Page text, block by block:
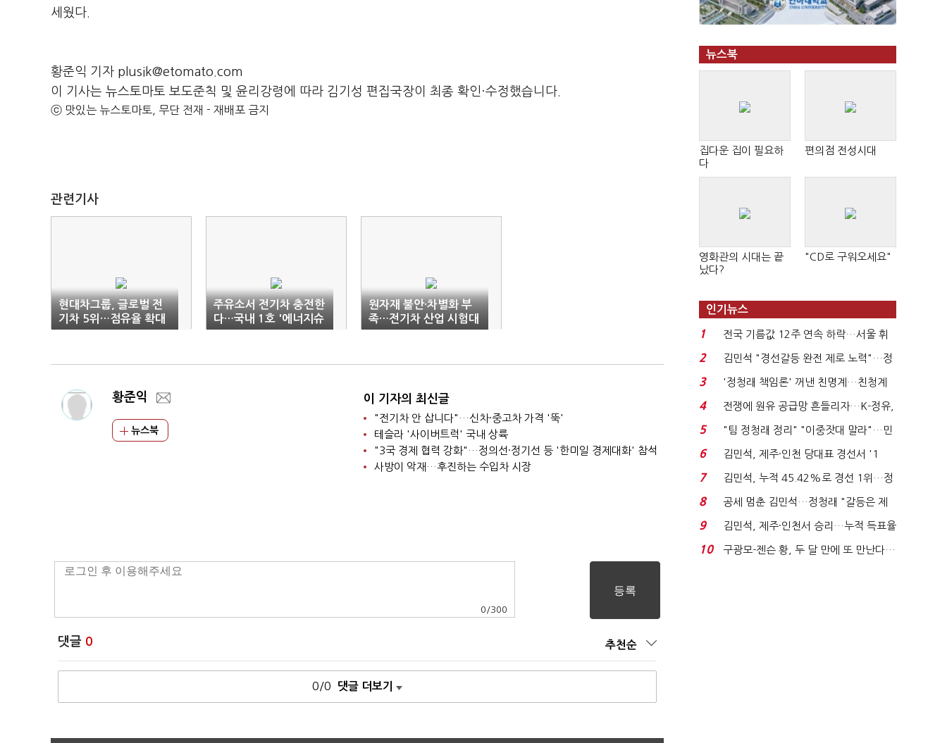
세웠다.
황준익 기자 plusik@etomato.com
이 기사는 뉴스토마토 보도준칙 및 윤리강령에 따라 김기성 편집국장이 최종 확인·수정했습니다.
ⓒ 맛있는 뉴스토마토, 무단 전재 - 재배포 금지
관련기사
현대차그룹, 글로벌 전
기차 5위…점유율 확대
'보조금'에 달렸다
주유소서 전기차 충전한
다…국내 1호 '에너지슈
퍼스테이션' 가동
원자재 불안·차별화 부
족…전기차 산업 시험대
황준익
뉴스북
이 기자의 최신글
"전기차 안 삽니다"…신차·중고차 가격 '뚝'
테슬라 '사이버트럭' 국내 상륙
"3국 경제 협력 강화"…정의선·정기선 등 '한미일 경제대화' 참석
사방이 악재…후진하는 수입차 시장
0 /300
댓글 0 추천순
0/0 댓글 더보기
뉴스북
집다운 집이 필요하
다
편의점 전성시대
영화관의 시대는 끝
났다?
"CD로 구워오세요"
인기뉴스
1
전국 기름값 12주 연속 하락…서울 휘
발윳값 1909원...
2
김민석 "경선갈등 완전 제로 노력"…정
청래 "반명 공세 사...
3
'정청래 책임론' 꺼낸 친명계…친청계
는 추가투표 때리기...
4
전쟁에 원유 공급망 흔들리자…K-정유,
에너지안보 핵심...
5
"팀 정청래 정리" "이중잣대 말라"…민
주 최고위원 계파 다...
6
김민석, 제주·인천 당대표 경선서 '1
위'(1보)...
7
김민석, 누적 45.42%로 경선 1위…정
청래와 격차 0.86%p(...
8
공세 멈춘 김민석…정청래 "갈등은 제
가 수습"
9
김민석, 제주·인천서 승리…누적 득표율
'1위 탈환'(종합)...
10
구광모-젠슨 황, 두 달 만에 또 만난다…